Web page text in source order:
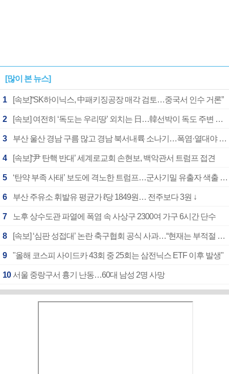
[많이 본 뉴스]
1 [속보]“SK하이닉스, 中패키징공장 매각 검토…중국서 인수 거론”
2 [속보] 여전히 ‘독도는 우리땅’ 외치는 日…韓선박이 독도 주변 해양조사 활동하자 반발
3 부산 울산 경남 구름 많고 경남 북서내륙 소나기…폭염·열대야 계속
4 [속보]‘尹 탄핵 반대’ 세계로교회 손현보, 백악관서 트럼프 접견
5 ‘탄약 부족 사태’ 보도에 격노한 트럼프…군사기밀 유출자 색출 지시
6 부산 주유소 휘발유 평균가 ℓ당 1849원… 전주보다 3원 ↓
7 노후 상수도관 파열에 폭염 속 사상구 2300여 가구 6시간 단수
8 [속보] ‘심판 성접대’ 논란 축구협회 공식 사과…“현재는 부적절 행위 없어”
9 "올해 코스피 사이드카 43회 중 25회는 삼전닉스 ETF 이후 발생"
10 서울 중랑구서 흉기 난동…60대 남성 2명 사망